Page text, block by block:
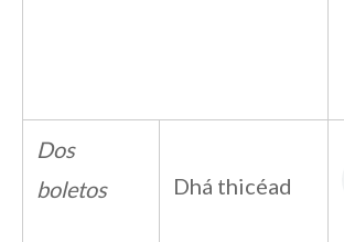
Dos
boletos
Dhá thicéad